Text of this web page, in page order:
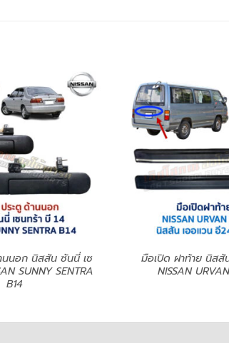
นนอก นิสสัน ซันนี่ เซ
SUNNY SENTRA
B14
มือเปิด ฝาท้าย นิสสั
NISSAN